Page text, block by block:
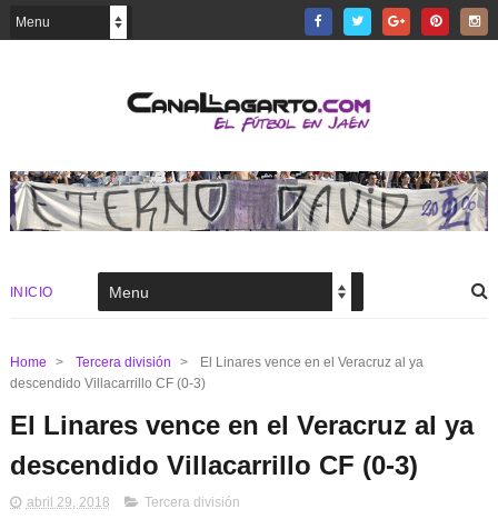
INICIO
Home > Tercera división >
El Linares vence en el Veracruz al ya
descendido Villacarrillo CF (0-3)
El Linares vence en el Veracruz al ya
descendido Villacarrillo CF (0-3)
abril 29, 2018 Tercera división